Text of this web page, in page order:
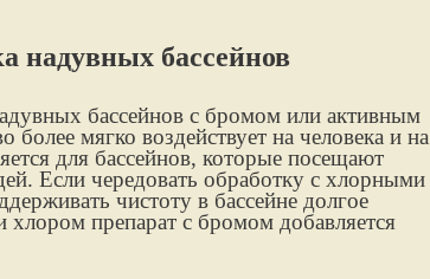
надувных бассейнов
бассейнов с бромом или активным
более мягко воздействует на человека и на
для бассейнов, которые посещают
Если чередовать обработку с хлорными
чистоту в бассейне долгое
препарат с бромом добавляется